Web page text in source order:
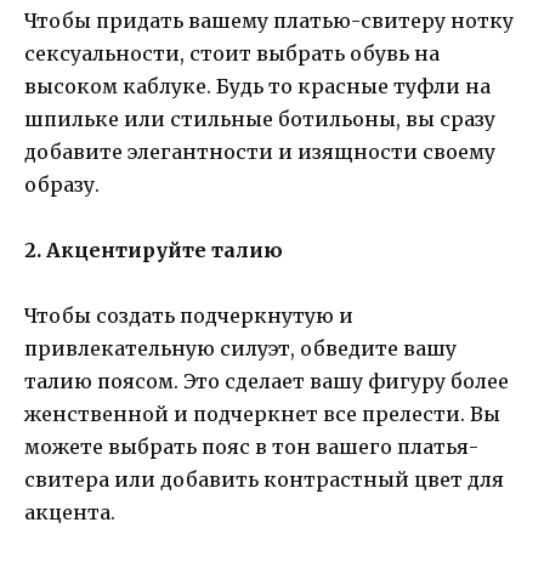
Чтобы придать вашему платью-свитеру нотку
сексуальности, стоит выбрать обувь на
высоком каблуке. Будь то красные туфли на
шпильке или стильные ботильоны, вы сразу
добавите элегантности и изящности своему
образу.
2. Акцентируйте талию
Чтобы создать подчеркнутую и
привлекательную силуэт, обведите вашу
талию поясом. Это сделает вашу фигуру более
женственной и подчеркнет все прелести. Вы
можете выбрать пояс в тон вашего платья-
свитера или добавить контрастный цвет для
акцента.